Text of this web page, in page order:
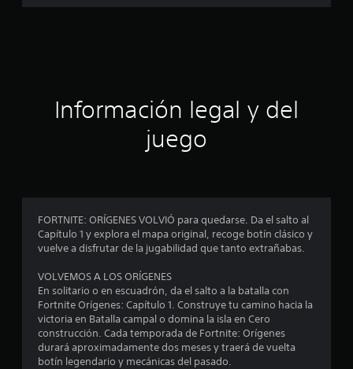
a
ó
o
m
d
Información legal y del
juego
FORTNITE: ORÍGENES VOLVIÓ para quedarse. Da el salto al
Capítulo 1 y explora el mapa original, recoge botín clásico y
vuelve a disfrutar de la jugabilidad que tanto extrañabas.
VOLVEMOS A LOS ORÍGENES
En solitario o en escuadrón, da el salto a la batalla con
Fortnite Orígenes: Capítulo 1. Construye tu camino hacia la
victoria en Batalla campal o domina la isla en Cero
construcción. Cada temporada de Fortnite: Orígenes
durará aproximadamente dos meses y traerá de vuelta
botín legendario y mecánicas del pasado.